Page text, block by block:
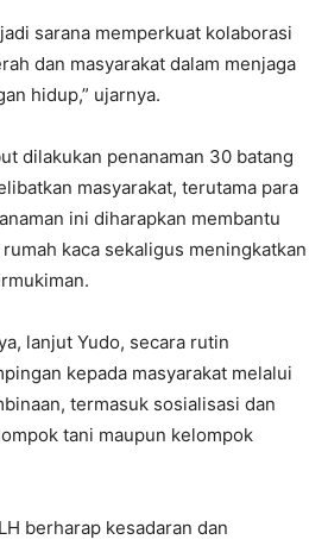
sarana memperkuat kolaborasi
dan masyarakat dalam menjaga
hidup,” ujarnya.
dilakukan penanaman 30 batang
masyarakat, terutama para
ini diharapkan membantu
kaca sekaligus meningkatkan
lanjut Yudo, secara rutin
kepada masyarakat melalui
termasuk sosialisasi dan
tani maupun kelompok
berharap kesadaran dan